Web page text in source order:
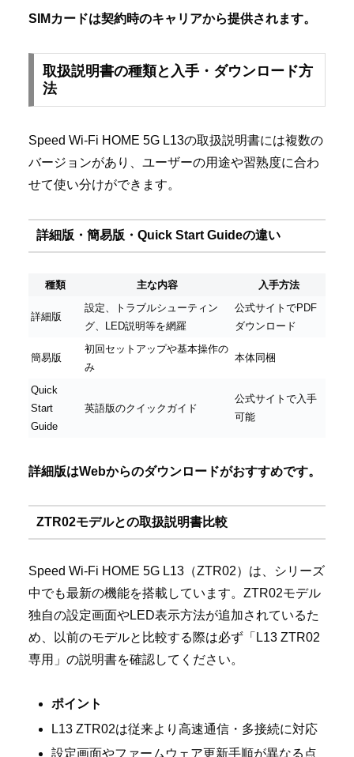
SIMカードは契約時のキャリアから提供されます。
取扱説明書の種類と入手・ダウンロード方
法
Speed Wi-Fi HOME 5G L13の取扱説明書には複数の
バージョンがあり、ユーザーの用途や習熟度に合わ
せて使い分けができます。
詳細版・簡易版・Quick Start Guideの違い
種類 主な内容 入手方法
詳細版
設定、トラブルシューティン
グ、LED説明等を網羅
公式サイトでPDF
ダウンロード
簡易版
初回セットアップや基本操作の
み
本体同梱
Quick
Start
Guide
英語版のクイックガイド
公式サイトで入手
可能
詳細版はWebからのダウンロードがおすすめです。
ZTR02モデルとの取扱説明書比較
Speed Wi-Fi HOME 5G L13（ZTR02）は、シリーズ
中でも最新の機能を搭載しています。ZTR02モデル
独自の設定画面やLED表示方法が追加されているた
め、以前のモデルと比較する際は必ず「L13 ZTR02
専用」の説明書を確認してください。
ポイント
L13 ZTR02は従来より高速通信・多接続に対応
設定画面やファームウェア更新手順が異なる点